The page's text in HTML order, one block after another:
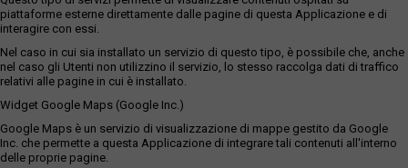
piattaforme esterne direttamente dalle pagine di questa Applicazione e di
interagire con essi.
Nel caso in cui sia installato un servizio di questo tipo, è possibile che, anche
nel caso gli Utenti non utilizzino il servizio, lo stesso raccolga dati di traffico
relativi alle pagine in cui è installato.
Widget Google Maps (Google Inc.)
Google Maps è un servizio di visualizzazione di mappe gestito da Google
Inc. che permette a questa Applicazione di integrare tali contenuti all'interno
delle proprie pagine.